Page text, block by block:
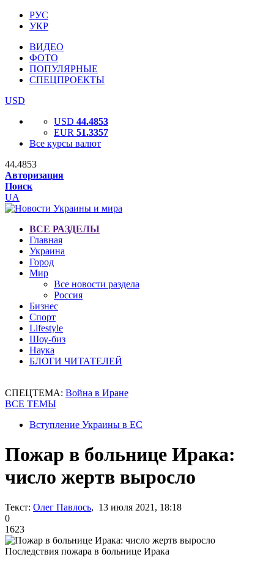
РУС
УКР
ВИДЕО
ФОТО
ПОПУЛЯРНЫЕ
СПЕЦПРОЕКТЫ
USD
USD 44.4853
EUR 51.3357
Все курсы валют
44.4853
Авторизация
Поиск
UA
ВСЕ РАЗДЕЛЫ
Главная
Украина
Город
Мир
Все новости раздела
Россия
Бизнес
Спорт
Lifestyle
Шоу-биз
Наука
БЛОГИ ЧИТАТЕЛЕЙ
СПЕЦТЕМА: Война в Иране
ВСЕ ТЕМЫ
Вступление Украины в ЕС
Пожар в больнице Ирака:
число жертв выросло
Текст: Олег Павлось, 13 июля 2021, 18:18
0
1623
Последствия пожара в больнице Ирака